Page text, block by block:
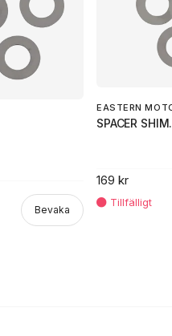
Bevaka
EASTERN
SPACER
169 kr